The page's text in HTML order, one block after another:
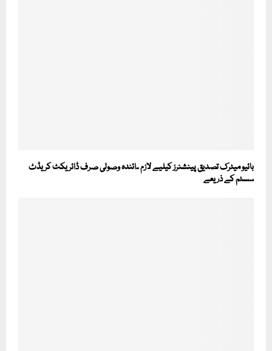
بائیو میٹرک تصدیق پینشنرز کیلیے لازم ۔ائندہ وصولی صرف ڈائریکٹ کریڈٹ
سسٹم کے ذریعے